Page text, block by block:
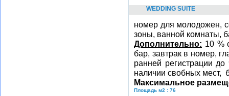
WEDDING SUITE
номер для молодожен,
зоны, ванной комнаты,
Дополнительно: 10 %
бар, завтрак в номер,
ранней регистрации
наличии свобных мест,
Максимальное
Площадь м2 : 76